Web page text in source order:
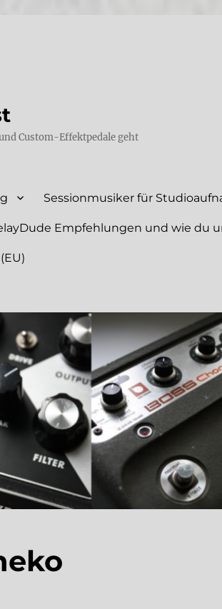
Custom-Effektpedale geht
Sessionmusiker für
Empfehlungen und wie du